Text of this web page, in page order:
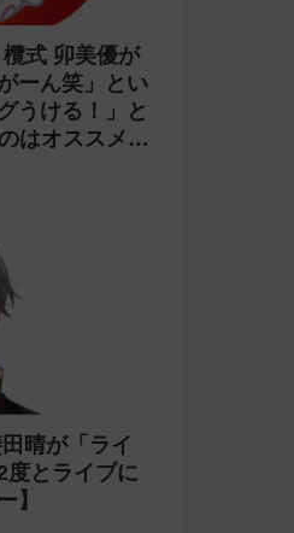
式 卯美優が
ーん笑」とい
うける！」と
はオススメし
晴が「ライ
度とライブに
】